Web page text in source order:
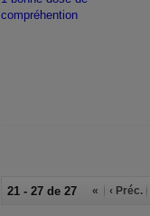
compréhention
21 - 27 de 27 « ‹ Préc.